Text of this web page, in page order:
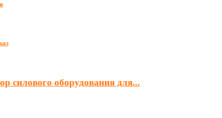
силового оборудования для...